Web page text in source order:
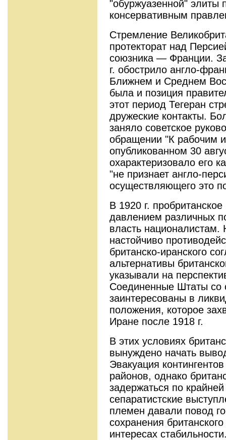
"обуржуазенной" элиты
консервативным
Стремление
протекторат над
союзника — Франции.
г. обострило англо-
Ближнем и Среднем
была и позиция
этот период Тегеран
дружеские контакты.
заняло советское
обращении "К рабочим
опубликованном 30
охарактеризовало его
"не признает англо-
осуществляющего это
В 1920 г.
давлением различных
власть националистам.
настойчиво
британско-иранского
альтернативы
указывали на
Соединенные Штаты со
заинтересованы в
положения, которое
Иране после 1918 г.
В этих условиях
вынуждено начать
Эвакуация
районов, однако
задержаться по
сепаратистские
племен давали повод
сохранения
интересах